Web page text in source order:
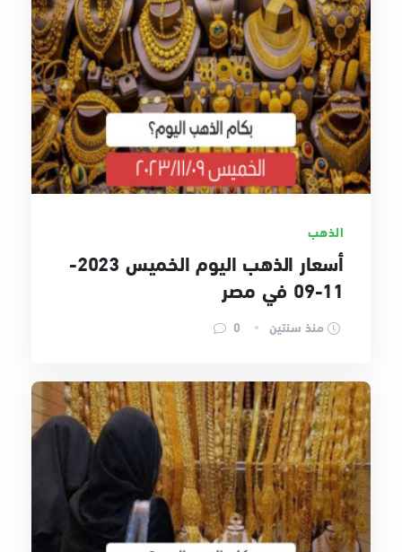
الذهب
أسعار الذهب اليوم الخميس 2023-
11-09 في مصر
منذ سنتين